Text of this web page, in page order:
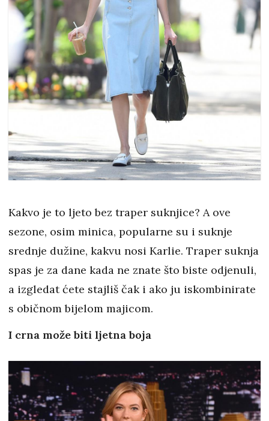
Kakvo je to ljeto bez traper suknjice? A ove
sezone, osim minica, popularne su i suknje
srednje dužine, kakvu nosi Karlie. Traper suknja
spas je za dane kada ne znate što biste odjenuli,
a izgledat ćete stajliš čak i ako ju iskombinirate
s običnom bijelom majicom.
I crna može biti ljetna boja